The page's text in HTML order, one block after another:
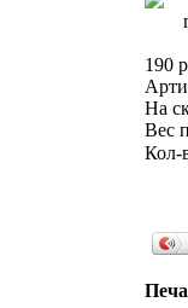
190
На
Вес
Кол-